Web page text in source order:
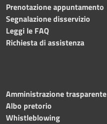
Prenotazione appuntamento
Segnalazione disservizio
Leggi le FAQ
Richiesta di assistenza
Amministrazione trasparente
Albo pretorio
Whistleblowing